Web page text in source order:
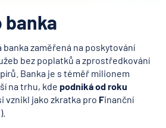
banka
banka zaměřená na poskytování
bez poplatků a zprostředkování
Banka je s téměř milionem
na trhu, kde podniká od roku
vznikl jako zkratka pro Finanční